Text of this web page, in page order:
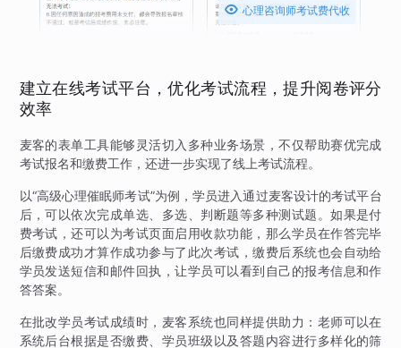
 心理咨询师考试费代收
建立在线考试平台，优化考试流程，提升阅卷评分
效率
麦客的表单工具能够灵活切入多种业务场景，不仅帮助赛优完成
考试报名和缴费工作，还进一步实现了线上考试流程。
以“高级心理催眠师考试”为例，学员进入通过麦客设计的考试平台
后，可以依次完成单选、多选、判断题等多种测试题。如果是付
费考试，还可以为考试页面启用收款功能，那么学员在作答完毕
后缴费成功才算作成功参与了此次考试，缴费后系统也会自动给
学员发送短信和邮件回执，让学员可以看到自己的报考信息和作
答答案。
在批改学员考试成绩时，麦客系统也同样提供助力：老师可以在
系统后台根据是否缴费、学员班级以及答题内容进行多样化的筛